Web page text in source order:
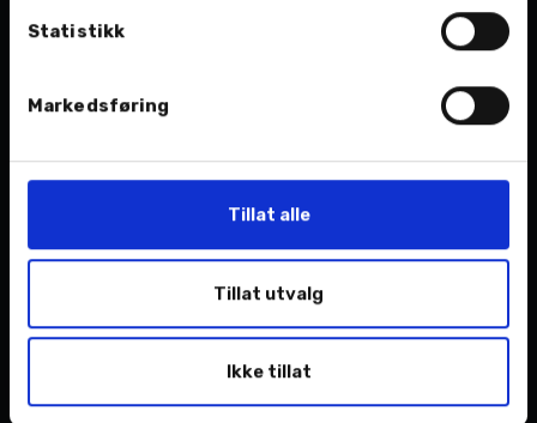
Statistikk
Markedsføring
Tillat alle
Tillat utvalg
Ikke tillat
Verksted
Bilsalg - Bilverksted